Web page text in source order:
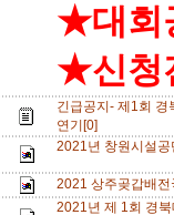
★대회
★신청
긴급공지- 제1회 경
연기[0]
2021년 창원시설
2021 상주곶갑배
2021년 제 1회 경